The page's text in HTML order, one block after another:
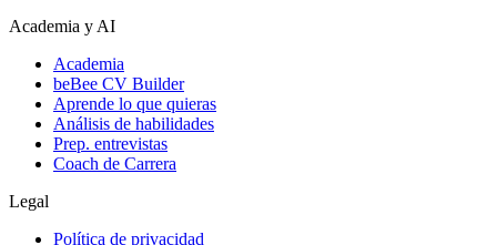
Academia y AI
Academia
beBee CV Builder
Aprende lo que quieras
Análisis de habilidades
Prep. entrevistas
Coach de Carrera
Legal
Política de privacidad